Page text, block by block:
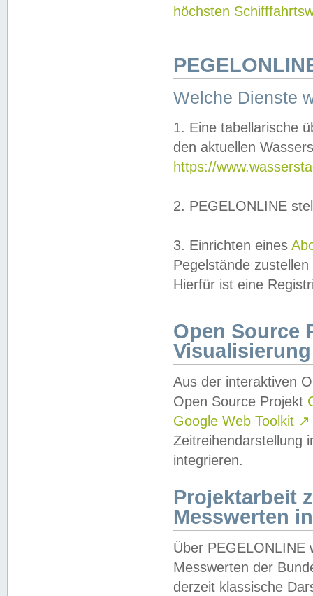
höchsten
Welche Dienste
1. Eine tabellarische
den aktuellen
https://
2. PEGELONLINE
3. Einrichten eines
Pegelstände
Hierfür ist eine
Open Source
Visualisierung
Aus der interaktiven
Open Source Projekt
Google Web Toolkit ↗
Zeitreihendarstellung
integrieren.
Projektarbeit
Messwerten
Über PEGELONLINE
Messwerten der
derzeit klassische